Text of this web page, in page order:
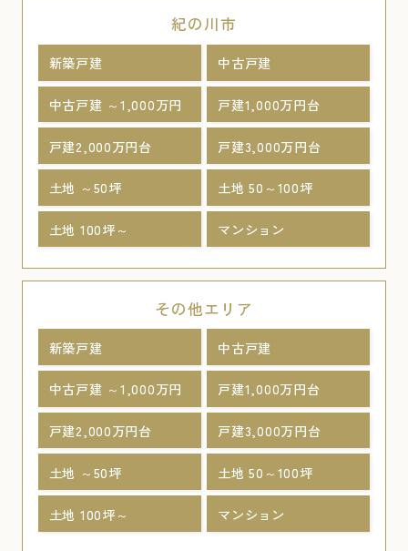
紀の川市
新築戸建 中古戸建
中古戸建 ～1,000万円 戸建1,000万円台
戸建2,000万円台 戸建3,000万円台
土地 ～50坪 土地 50～100坪
土地 100坪～ マンション
その他エリア
新築戸建 中古戸建
中古戸建 ～1,000万円 戸建1,000万円台
戸建2,000万円台 戸建3,000万円台
土地 ～50坪 土地 50～100坪
土地 100坪～ マンション